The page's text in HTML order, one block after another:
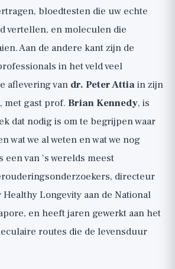
bloedtesten die uw echte
vertellen, en moleculen die
Aan de andere kant zijn de
in het veld veel
aflevering van dr. Peter Attiain zijn
met gast prof. Brian Kennedy, is
dat nodig is om te begrijpen waar
wat we al weten en wat we nog
een van 's werelds meest
directeur
Longevity aan de National
en heeft jaren gewerkt aan het
routes die de levensduur